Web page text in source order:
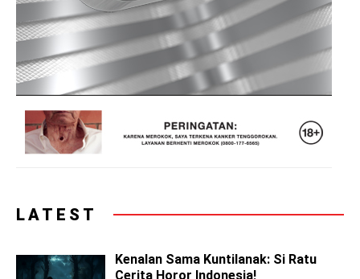
LATEST
Kenalan Sama Kuntilanak: Si Ratu
Cerita Horor Indonesia!